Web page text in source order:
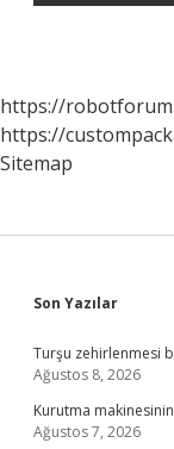
https://
https://
Sitemap
Sidebar
Son Yazılar
Turşu zehirlenmesi
Ağustos 8, 2026
Kurutma
Ağustos 7, 2026